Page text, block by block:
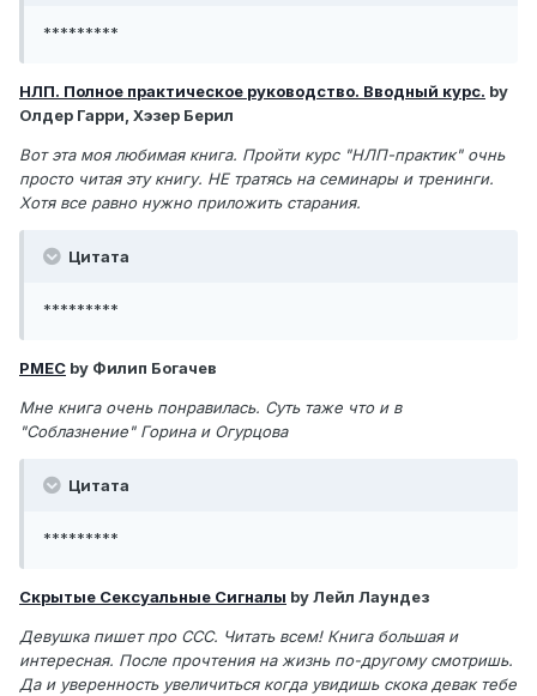
*********
НЛП. Полное практическое руководство. Вводный курс. by
Олдер Гарри, Хэзер Берил
Вот эта моя любимая книга. Пройти курс "НЛП-практик" очнь
просто читая эту книгу. НЕ тратясь на семинары и тренинги.
Хотя все равно нужно приложить старания.
Цитата
*********
РМЕС by Филип Богачев
Мне книга очень понравилась. Суть таже что и в
"Соблазнение" Горина и Огурцова
Цитата
*********
Скрытые Сексуальные Сигналы by Лейл Лаундез
Девушка пишет про ССС. Читать всем! Книга большая и
интересная. После прочтения на жизнь по-другому смотришь.
Да и уверенность увеличиться когда увидишь скока девак тебе